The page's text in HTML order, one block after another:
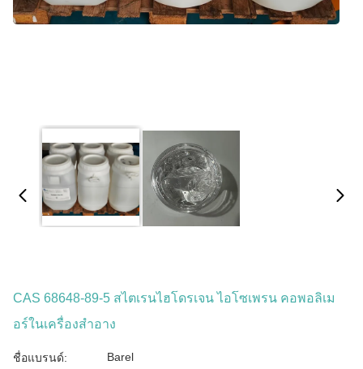
CAS 68648-89-5 สไตเรนไฮโดรเจน ไอโซเพรน คอพอลิเม
อร์ในเครื่องสําอาง
ชื่อแบรนด์: Barel